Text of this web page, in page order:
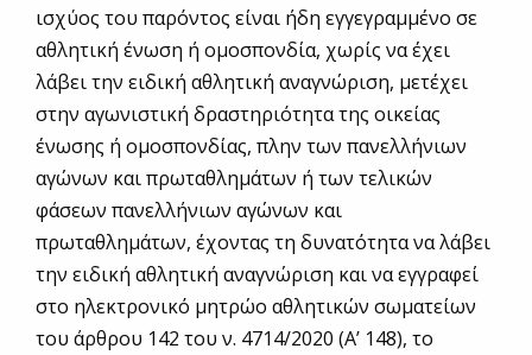
ισχύος του παρόντος είναι ήδη εγγεγραμμένο σε
αθλητική ένωση ή ομοσπονδία, χωρίς να έχει
λάβει την ειδική αθλητική αναγνώριση, μετέχει
στην αγωνιστική δραστηριότητα της οικείας
ένωσης ή ομοσπονδίας, πλην των πανελλήνιων
αγώνων και πρωταθλημάτων ή των τελικών
φάσεων πανελλήνιων αγώνων και
πρωταθλημάτων, έχοντας τη δυνατότητα να λάβει
την ειδική αθλητική αναγνώριση και να εγγραφεί
στο ηλεκτρονικό μητρώο αθλητικών σωματείων
του άρθρου 142 του ν. 4714/2020 (Α’ 148), το